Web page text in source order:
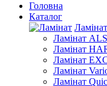
Головна
Каталог
Ламінат
Ламінат
Ламінат
Ламінат
Ламінат
Ламінат